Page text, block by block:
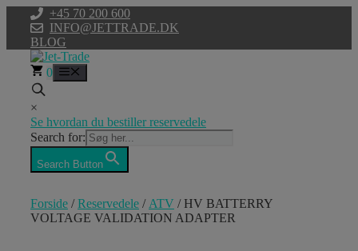
indhold
+45 70 200 600
INFO@JETTRADE.DK
BLOG
0
×
Se hvordan du bestiller reservedele
Search for:
Search Button
Forside /Reservedele / ATV / HV BATTERRY
VOLTAGE VALIDATION ADAPTER